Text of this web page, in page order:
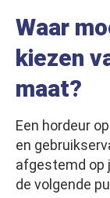
Waar
kiezen
maat?
Een hordeur
en
afgestemd op
de volgende